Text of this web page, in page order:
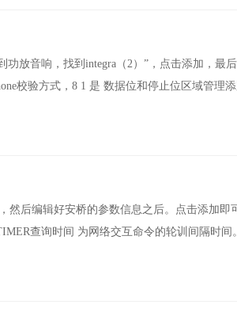
放音响，找到integra（2）”，点击添加，最
校验方式，8 1 是 数据位和停止位区域管理
然后编辑好安桥的参数信息之后。点击添加即
查询时间 为网络交互命令的轮训间隔时间